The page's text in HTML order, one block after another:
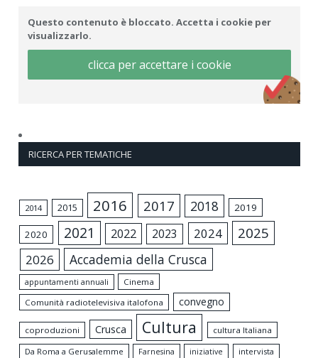
Questo contenuto è bloccato. Accetta i cookie per
visualizzarlo.
clicca per accettare i cookie
RICERCA PER TEMATICHE
2014 2015 2016 2017 2018 2019
2020 2021 2022 2023 2024 2025
2026 Accademia della Crusca
appuntamenti annuali
Cinema
Comunità radiotelevisiva italofona
convegno
coproduzioni Crusca Cultura
cultura Italiana
Da Roma a Gerusalemme
Farnesina iniziative intervista